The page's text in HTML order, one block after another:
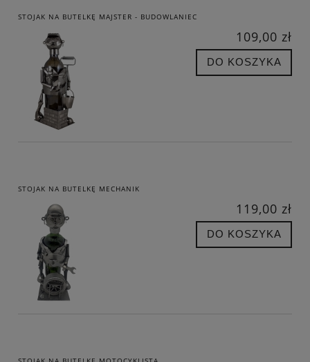
STOJAK NA BUTELKĘ MAJSTER - BUDOWLANIEC
109,00 zł
DO KOSZYKA
STOJAK NA BUTELKĘ MECHANIK
119,00 zł
DO KOSZYKA